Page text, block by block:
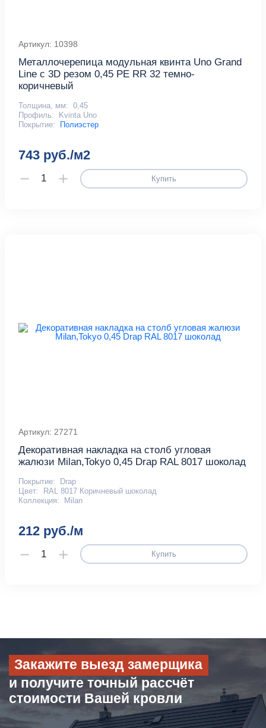
Артикул: 10398
Металлочерепица модульная квинта Uno Grand
Line c 3D резом 0,45 PE RR 32 темно-
коричневый
Толщина, мм: 0,45
Профиль:
Kvinta Uno
Покрытие:
Полиэстер
743 руб./м2
Купить
Артикул: 27271
Декоративная накладка на столб угловая
жалюзи Milan,Tokyo 0,45 Drap RAL 8017 шоколад
Покрытие:
Drap
Цвет:
RAL 8017 Коричневый шоколад
Коллекция:
Milan
212 руб./м
Купить
Закажите выезд замерщика
и получите точный рассчёт
стоимости Вашей кровли